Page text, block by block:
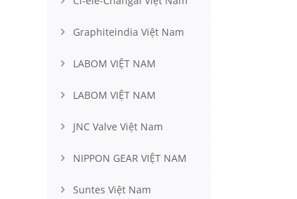
Graphiteindia Việt Nam
LABOM VIỆT NAM
LABOM VIỆT NAM
JNC Valve Việt Nam
NIPPON GEAR VIỆT NAM
Suntes Việt Nam